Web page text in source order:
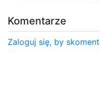
Komentarze
Zaloguj się, by